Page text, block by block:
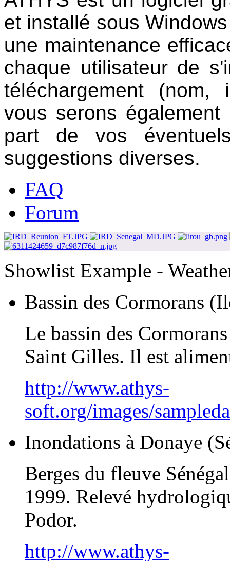
et installé sous
une maintenance
chaque utilisateur de
téléchargement
vous serons
part de vos
suggestions diverses.
FAQ
Forum
Showlist Example -
Bassin des Cormorans
Le bassin des
Saint Gilles. Il est
http://www.athys-
soft.org/images/
Inondations à Donaye
Berges du fleuve
1999. Relevé
Podor.
http://www.athys-